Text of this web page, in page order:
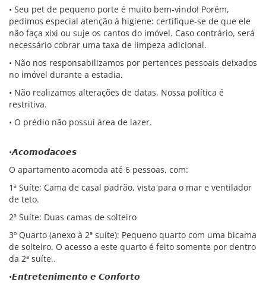
• Seu pet de pequeno porte é muito bem-vindo! Porém,
pedimos especial atenção à higiene: certifique-se de que ele
não faça xixi ou suje os cantos do imóvel. Caso contrário, será
necessário cobrar uma taxa de limpeza adicional.
• Não nos responsabilizamos por pertences pessoais deixados
no imóvel durante a estadia.
• Não realizamos alterações de datas. Nossa política é
restritiva.
• O prédio não possui área de lazer.
•𝘼𝙘𝙤𝙢𝙤𝙙𝙖𝙘𝙤𝙚𝙨
O apartamento acomoda até 6 pessoas, com:
1ª Suíte: Cama de casal padrão, vista para o mar e ventilador
de teto.
2ª Suíte: Duas camas de solteiro
3º Quarto (anexo à 2ª suíte): Pequeno quarto com uma bicama
de solteiro. O acesso a este quarto é feito somente por dentro
da 2ª suíte..
•𝙀𝙣𝙩𝙧𝙚𝙩𝙚𝙣𝙞𝙢𝙚𝙣𝙩𝙤 𝙚 𝘾𝙤𝙣𝙛𝙤𝙧𝙩𝙤